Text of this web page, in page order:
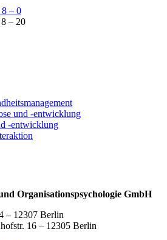
– 0
– 20
und -entwicklung
-entwicklung
Organisationspsychologie GmbH
– 12307 Berlin
16 – 12305 Berlin